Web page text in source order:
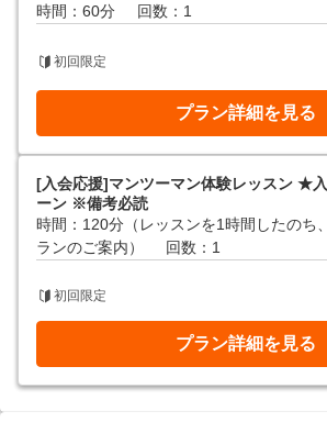
時間：60分
回数：1
初回限定
プラン詳細を見る
[入会応援]マンツーマン体験レッスン ★
ーン ※備考必読
時間：120分（レッスンを1時間したのち
ランのご案内）
回数：1
初回限定
プラン詳細を見る